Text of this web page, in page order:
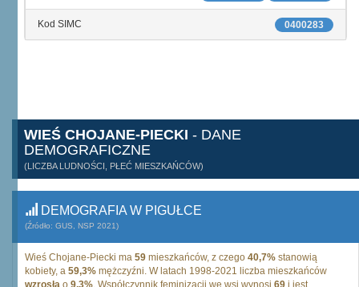
0400283
Kod SIMC
WIEŚ CHOJANE-PIECKI - DANE
DEMOGRAFICZNE
(LICZBA LUDNOŚCI, PŁEĆ MIESZKAŃCÓW)
DEMOGRAFIA W PIGUŁCE
(Źródło: GUS, NSP 2021)
Wieś Chojane-Piecki ma 59 mieszkańców, z czego 40,7% stanowią
kobiety, a 59,3% mężczyźni. W latach 1998-2021 liczba mieszkańców
wzrosła o 9,3%. Współczynnik feminizacji we wsi wynosi 69 i jest